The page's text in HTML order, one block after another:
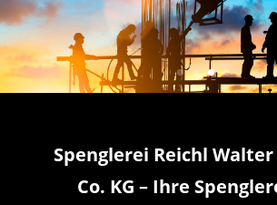
Spenglerei Reichl
Co. KG – Ihre